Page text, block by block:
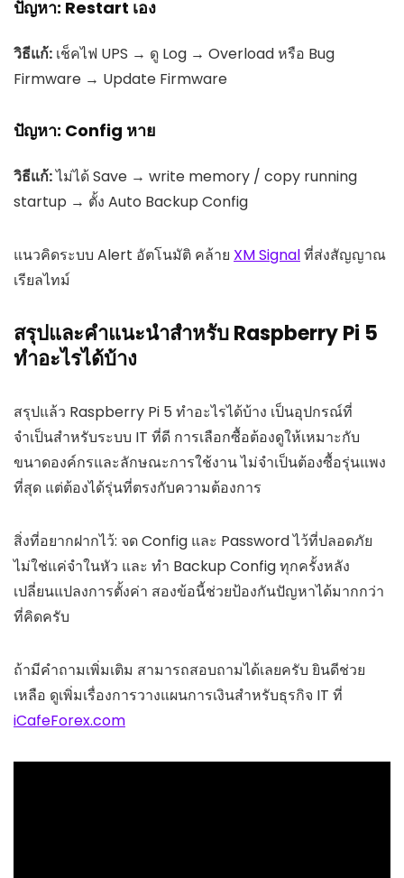
ปัญหา: Restart เอง
วิธีแก้: เช็คไฟ UPS → ดู Log → Overload หรือ Bug
Firmware → Update Firmware
ปัญหา: Config หาย
วิธีแก้:ไม่ได้ Save → write memory / copy running
startup → ตั้ง Auto Backup Config
แนวคิดระบบ Alert อัตโนมัติ คล้าย XM Signalที่ส่งสัญญาณ
เรียลไทม์
สรุปและคำแนะนำสำหรับ Raspberry Pi 5
ทำอะไรได้บ้าง
สรุปแล้ว Raspberry Pi 5 ทำอะไรได้บ้าง เป็นอุปกรณ์ที่
จำเป็นสำหรับระบบ IT ที่ดี การเลือกซื้อต้องดูให้เหมาะกับ
ขนาดองค์กรและลักษณะการใช้งาน ไม่จำเป็นต้องซื้อรุ่นแพง
ที่สุด แต่ต้องได้รุ่นที่ตรงกับความต้องการ
สิ่งที่อยากฝากไว้: จด Config และ Password ไว้ที่ปลอดภัย
ไม่ใช่แค่จำในหัว และ ทำ Backup Config ทุกครั้งหลัง
เปลี่ยนแปลงการตั้งค่า สองข้อนี้ช่วยป้องกันปัญหาได้มากกว่า
ที่คิดครับ
ถ้ามีคำถามเพิ่มเติม สามารถสอบถามได้เลยครับ ยินดีช่วย
เหลือ ดูเพิ่มเรื่องการวางแผนการเงินสำหรับธุรกิจ IT ที่
iCafeForex.com